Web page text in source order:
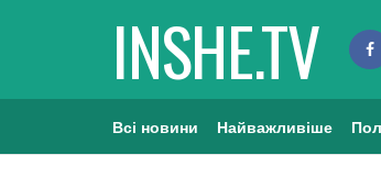
INSHE.TV
Всі новини Найважливіше